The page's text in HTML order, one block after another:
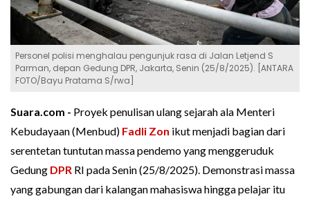
Personel polisi menghalau pengunjuk rasa di Jalan Letjend S
Parman, depan Gedung DPR, Jakarta, Senin (25/8/2025). [ANTARA
FOTO/Bayu Pratama S/rwa]
Suara.com - Proyek penulisan ulang sejarah ala Menteri
Kebudayaan (Menbud) Fadli Zon ikut menjadi bagian dari
serentetan tuntutan massa pendemo yang menggeruduk
Gedung DPR RI pada Senin (25/8/2025). Demonstrasi massa
yang gabungan dari kalangan mahasiswa hingga pelajar itu